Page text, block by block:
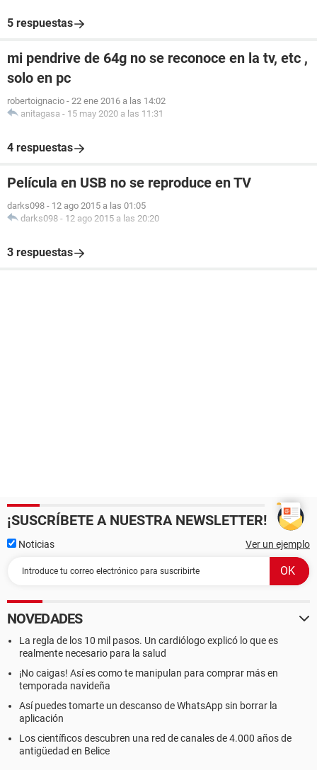
5 respuestas
mi pendrive de 64g no se reconoce en la tv, etc ,
solo en pc
robertoignacio - 22 ene 2016 a las 14:02
anitagasa - 15 may 2020 a las 11:31
4 respuestas
Película en USB no se reproduce en TV
darks098 - 12 ago 2015 a las 01:05
darks098 - 12 ago 2015 a las 20:20
3 respuestas
¡SUSCRÍBETE A NUESTRA NEWSLETTER!
Noticias Ver un ejemplo
NOVEDADES
La regla de los 10 mil pasos. Un cardiólogo explicó lo que es
realmente necesario para la salud
¡No caigas! Así es como te manipulan para comprar más en
temporada navideña
Así puedes tomarte un descanso de WhatsApp sin borrar la
aplicación
Los científicos descubren una red de canales de 4.000 años de
antigüedad en Belice